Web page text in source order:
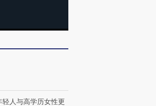
轻人与高学历女性更